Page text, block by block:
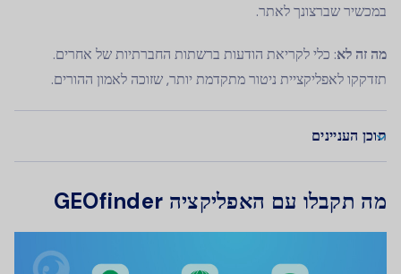
במכשיר שברצונך לאתר.
מה זה לא: כלי לקריאת הודעות ברשתות החברתיות של אחרים.
תזדקקו לאפליקציית ניטור מתקדמת יותר, שזוכה לאמון ההורים.
תוכן העניינים
מה תקבלו עם האפליקציה GEOfinder